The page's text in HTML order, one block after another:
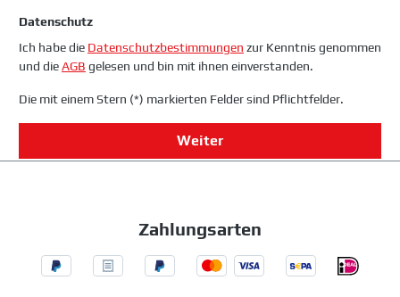
Datenschutz
Ich habe die Datenschutzbestimmungen zur Kenntnis genommen
und dieAGB gelesen und bin mit ihnen einverstanden.
Die mit einem Stern (*) markierten Felder sind Pflichtfelder.
Weiter
Zahlungsarten